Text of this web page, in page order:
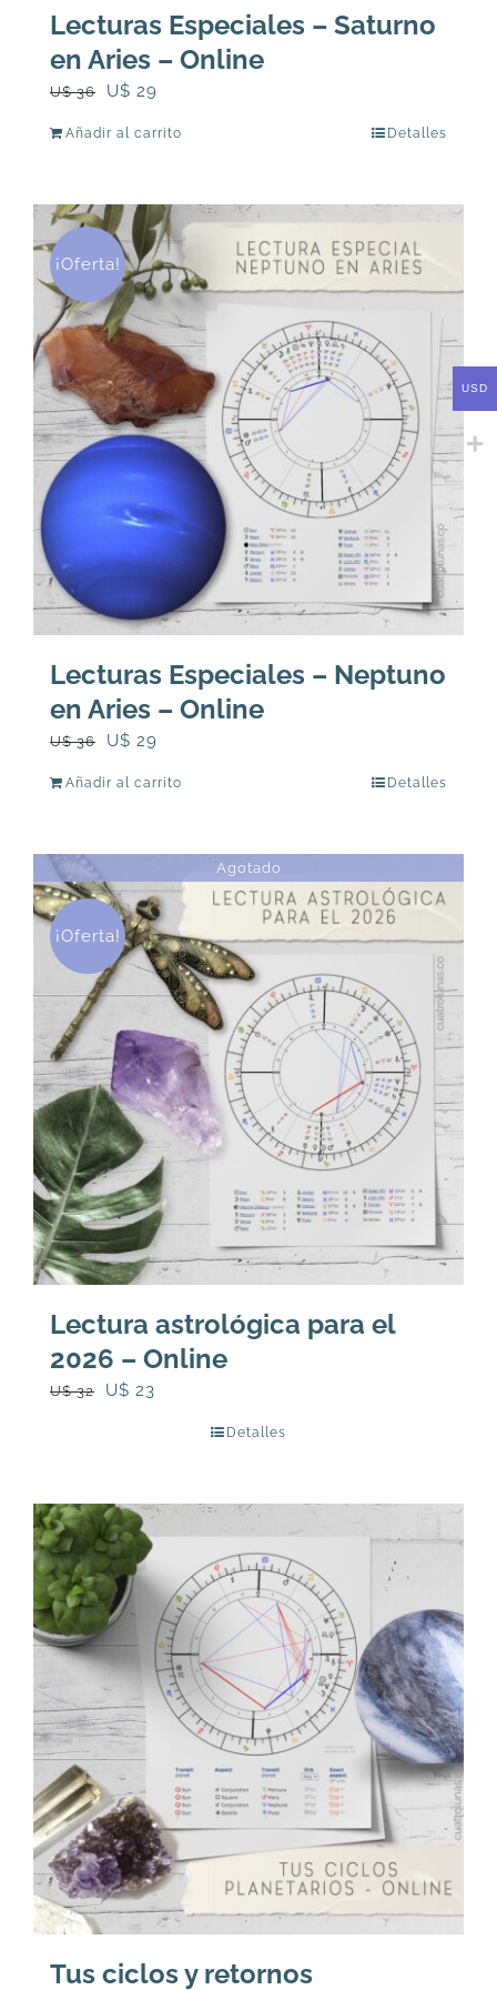
Lecturas Especiales – Saturno
en Aries – Online
U$36
El
U$
36.
U$ 29
U$
29.
Añadir al carrito Detalles
¡Oferta!
Lecturas Especiales – Neptuno
en Aries – Online
U$36
El
U$
36.
U$ 29
U$
29.
Añadir al carrito Detalles
Agotado
¡Oferta!
Lectura astrológica para el
2026 – Online
U$32
El
U$
32.
U$ 23
U$
23.
Detalles
Tus ciclos y retornos
USD